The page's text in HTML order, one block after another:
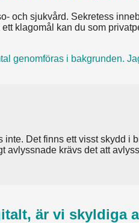
och sjukvård. Sekretess
klagomål kan du som
genomföras i bakgrunden.
Det finns ett visst skydd
krävs det att
är vi skyldiga